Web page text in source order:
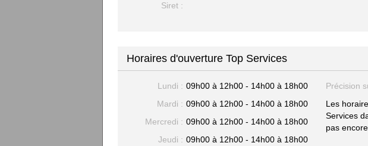
Siret :
Horaires d'ouverture Top Services
Lundi : 09h00 à 12h00 - 14h00 à 18h00
Mardi : 09h00 à 12h00 - 14h00 à 18h00
Mercredi : 09h00 à 12h00 - 14h00 à 18h00
Jeudi : 09h00 à 12h00 - 14h00 à 18h00
Précision
Les
Services
pas